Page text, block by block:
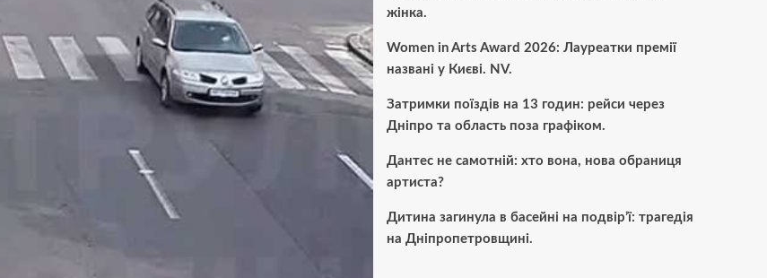
жінка.
Women in Arts Award 2026: Лауреатки премії
названі у Києві. NV.
Затримки поїздів на 13 годин: рейси через
Дніпро та область поза графіком.
Дантес не самотній: хто вона, нова обраниця
артиста?
Дитина загинула в басейні на подвір’ї: трагедія
на Дніпропетровщині.